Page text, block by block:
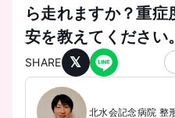
ら走れますか？重症
安を教えてください。
SHARE 𝕏
北水会記念病院 整